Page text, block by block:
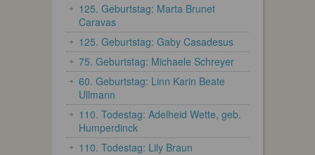
125. Geburtstag: Marta Brunet
Caravas
125. Geburtstag: Gaby Casadesus
75. Geburtstag: Michaele Schreyer
60. Geburtstag: Linn Karin Beate
Ullmann
110. Todestag: Adelheid Wette, geb.
Humperdinck
110. Todestag: Lily Braun